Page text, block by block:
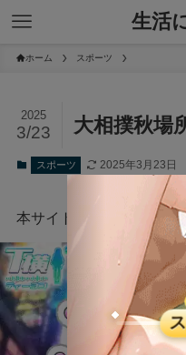
生活
ホーム スポーツ
大相撲秋場
2025
3/23
スポーツ 2025年3月23日
本サイトにはプロモーシ